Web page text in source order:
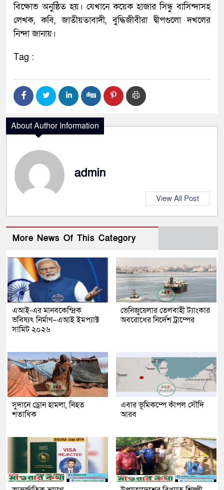
বিক্ষোভ অনুষ্ঠিত হয়। যেখানে কয়েক হাজার সিন্ধু বাসিন্দাসহ
লেখক, কবি, জাতীয়তাবাদী, বুদ্ধিজীবীরা দ্বীপগুলো দখলের
নিন্দা জানায়।
Tag :
About Author Information
admin
View All Post
More News Of This Category
এআই-এর মানবকেন্দ্রিক
ভবিষ্যৎ নির্মাণ–এআই ইমপ্যাক্ট
সামিট ২০২৬
ভেনিজুয়েলার তেলবাহী ট্যাংকার
অবরোধের নির্দেশ ট্রাম্পের
সুদানে ড্রোন হামলা, নিহত
শতাধিক
এবার ভূমিকম্পে কাঁপল সৌদি
আরব